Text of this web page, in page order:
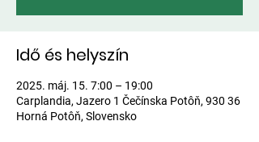
Idő és helyszín
2025. máj. 15. 7:00 – 19:00
Carplandia, Jazero 1 Čečínska Potôň, 930 36
Horná Potôň, Slovensko